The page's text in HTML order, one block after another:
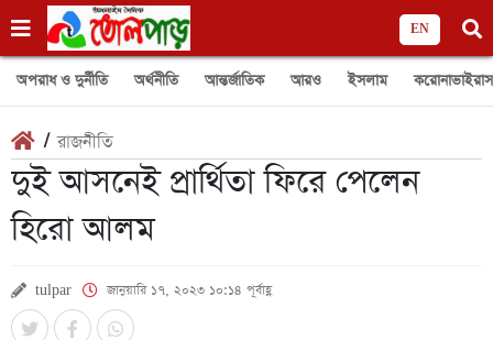
EN
অপরাধ ও দুর্নীতি অর্থনীতি আন্তর্জাতিক আরও ইসলাম করোনাভাইরাস
/রাজনীতি
দুই আসনেই প্রার্থিতা ফিরে পেলেন
হিরো আলম
tulpar জানুয়ারি ১৭, ২০২৩ ১০:১৪ পূর্বাহ্ণ